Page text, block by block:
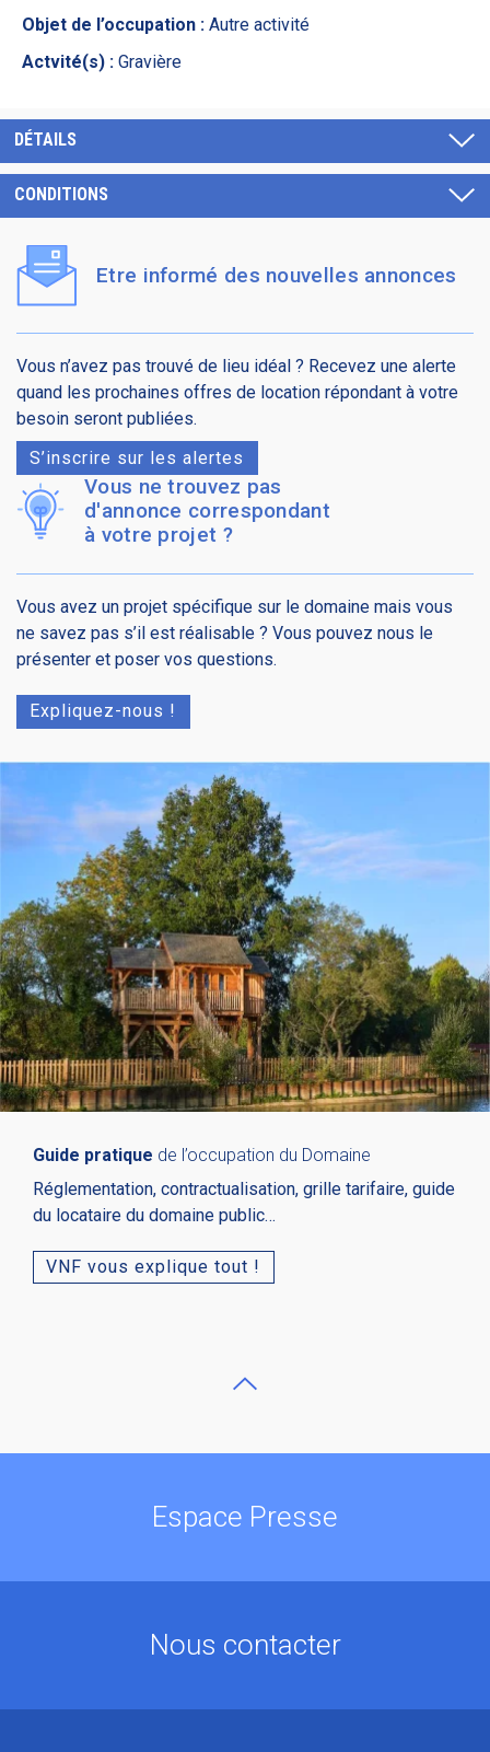
Objet de l’occupation : Autre activité
Actvité(s) : Gravière
DÉTAILS
CONDITIONS
Etre informé des nouvelles annonces
Vous n’avez pas trouvé de lieu idéal ? Recevez une alerte
quand les prochaines offres de location répondant à votre
besoin seront publiées.
S’inscrire sur les alertes
Vous ne trouvez pas
d'annonce correspondant
à votre projet ?
Vous avez un projet spécifique sur le domaine mais vous
ne savez pas s’il est réalisable ? Vous pouvez nous le
présenter et poser vos questions.
Expliquez-nous !
Guide pratique de l’occupation du Domaine
Réglementation, contractualisation, grille tarifaire, guide
du locataire du domaine public…
VNF vous explique tout !
Espace Presse
Nous contacter